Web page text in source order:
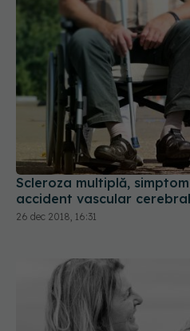
Scleroza multiplă,
accident vascular cerebral
26 dec 2018, 16:31